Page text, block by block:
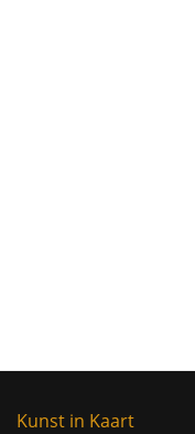
Kunst in Kaart